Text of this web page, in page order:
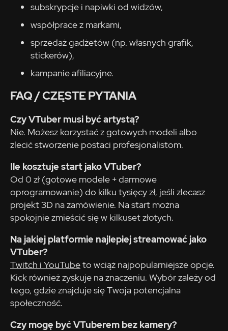
subskrypcje i napiwki od widzów,
współprace z markami,
sprzedaż gadżetów (np. własnych grafik,
stickerów),
kampanie afiliacyjne.
FAQ / CZĘSTE PYTANIA
Czy VTuber musi być artystą?
Nie. Możesz korzystać z gotowych modeli albo
zlecić stworzenie postaci profesjonalistom.
Ile kosztuje start jako VTuber?
Od 0 zł (gotowe modele + darmowe
oprogramowanie) do kilku tysięcy zł, jeśli zlecasz
projekt 3D na zamówienie. Na start można
spokojnie zmieścić się w kilkuset złotych.
Na jakiej platformie najlepiej streamować jako
VTuber?
Twitch i YouTubeto wciąż najpopularniejsze opcje.
Kick również zyskuje na znaczeniu. Wybór zależy od
tego, gdzie znajduje się Twoja potencjalna
społeczność.
Czy mogę być VTuberem bez kamery?